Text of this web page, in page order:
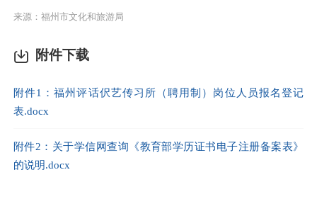
来源：福州市文化和旅游局
附件下载
附件1：福州评话伬艺传习所（聘用制）岗位人员报名登记
表.docx
附件2：关于学信网查询《教育部学历证书电子注册备案表》
的说明.docx